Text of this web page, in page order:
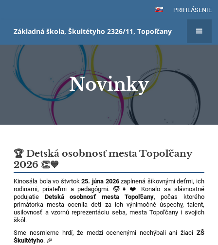
PRIHLÁSENIE
Základná škola, Škultétyho 2326/11, Topoľčany
Novinky
🏆 Detská osobnosť mesta Topoľčany
2026 👏💙
Kinosála bola vo štvrtok25. júna 2026zaplnená šikovnými deťmi, ich
rodinami, priateľmi a pedagógmi. 🧒👧❤️ Konalo sa slávnostné
podujatie Detská osobnosť mesta Topoľčany, počas ktorého
primátorka mesta ocenila deti za ich výnimočné úspechy, talent,
usilovnosť a vzornú reprezentáciu seba, mesta Topoľčany i svojich
škôl.
Sme nesmierne hrdí, že medzi ocenenými nechýbali ani žiaci ZŠ
Škultétyho. 🎉